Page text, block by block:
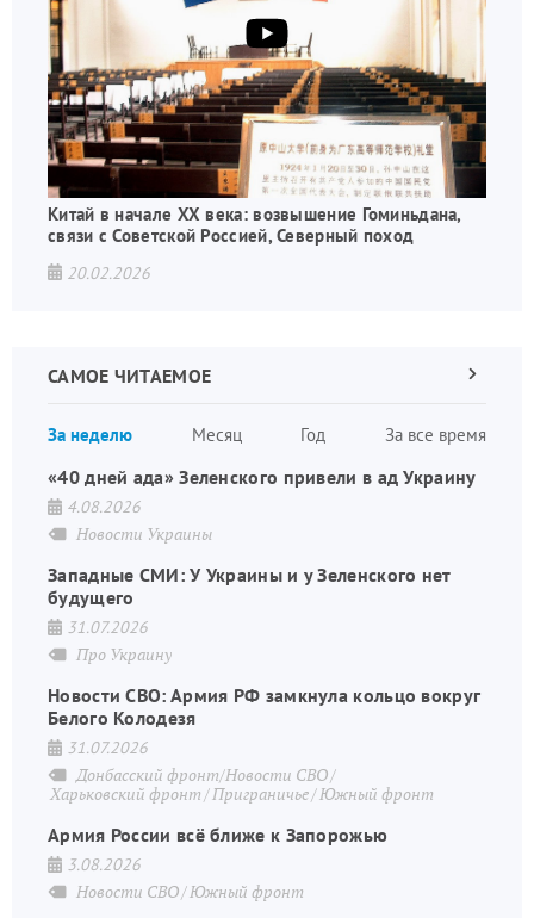
Китай в начале XX века: возвышение Гоминьдана,
связи с Советской Россией, Северный поход
20.02.2026
САМОЕ ЧИТАЕМОЕ
За неделю Месяц Год За все время
Следующая
«40 дней ада» Зеленского привели в ад Украину
4.08.2026
Новости Украины
Западные СМИ: У Украины и у Зеленского нет
будущего
31.07.2026
Про Украину
Новости СВО: Армия РФ замкнула кольцо вокруг
Белого Колодезя
31.07.2026
Донбасский фронт/Новости СВО
Харьковский фронт Приграничье Южный фронт
Армия России всё ближе к Запорожью
3.08.2026
Новости СВО Южный фронт